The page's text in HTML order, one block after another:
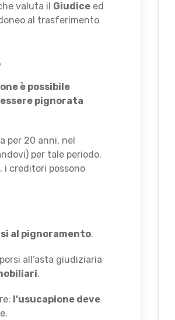
valuta il Giudice ed
al trasferimento
è possibile
essere pignorata
per 20 anni, nel
per tale periodo.
i creditori possono
al pignoramento.
all’asta giudiziaria
.
l’usucapione deve